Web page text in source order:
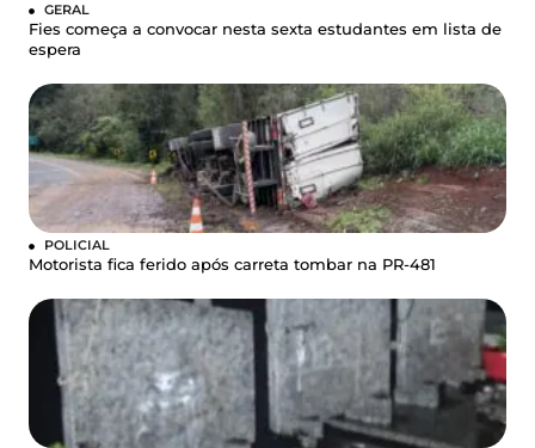
GERAL
Fies começa a convocar nesta sexta estudantes em lista de
espera
POLICIAL
Motorista fica ferido após carreta tombar na PR-481